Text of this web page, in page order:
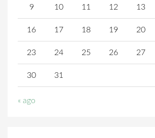
9 10 11 12 13
16 17 18 19 20
23 24 25 26 27
30 31
« ago